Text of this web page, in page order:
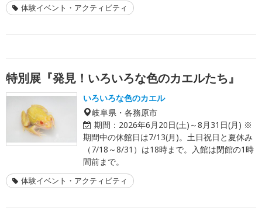
体験イベント・アクティビティ
特別展『発見！いろいろな色のカエルたち』
いろいろな色のカエル
岐阜県・各務原市
期間： 2026年6月20日(土)～8月31日(月) ※
期間中の休館日は7/13(月)。土日祝日と夏休み
（7/18～8/31）は18時まで。入館は閉館の1時
間前まで。
体験イベント・アクティビティ